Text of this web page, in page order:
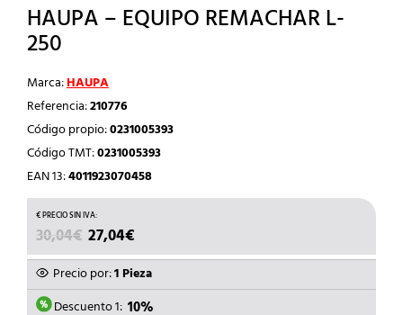
HAUPA – EQUIPO REMACHAR L-
250
Marca:HAUPA
Referencia:210776
Código propio:0231005393
Código TMT:0231005393
EAN 13:4011923070458
30,04€ EL
PRECIO
ORIGINAL
ERA:
27,04€
PRECIO
ACTUAL
ES:
Precio por:1 Pieza
Descuento 1: 10%